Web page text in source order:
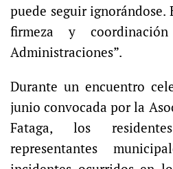
puede seguir ignorándose.
firmeza y
Administraciones”.
Durante un encuentro
junio convocada por la
Fataga, los
representantes